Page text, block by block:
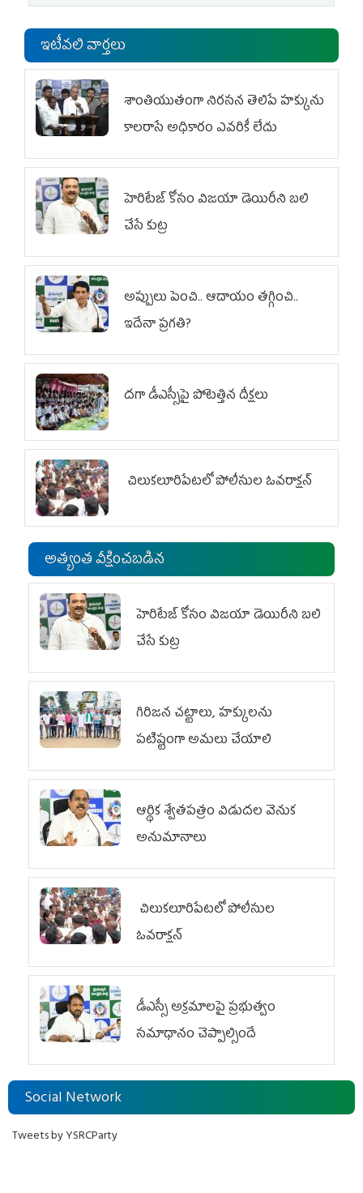
ఇటీవలి వార్తలు
శాంతియుతంగా నిరసన తెలిపే హక్కును
కాలరాసే అధికారం ఎవరికీ లేదు
హెరిటేజ్ కోసం విజయా డెయిరీని బలి
చేసే కుట్ర‌
అప్పులు పెంచి.. ఆదాయం తగ్గించి..
ఇదేనా ప్రగతి?
దగా డీఎస్సీపై పోటెత్తిన దీక్షలు
చిలుక‌లూరిపేట‌లో పోలీసుల ఓవ‌రాక్ష‌న్‌
అత్యంత వీక్షించబడిన
హెరిటేజ్ కోసం విజయా డెయిరీని బలి
చేసే కుట్ర‌
గిరిజన చట్టాలు, హక్కులను
పటిష్టంగా అమలు చేయాలి
ఆర్థిక శ్వేతపత్రం విడుదల వెనుక
అనుమానాలు
చిలుక‌లూరిపేట‌లో పోలీసుల
ఓవ‌రాక్ష‌న్‌
డీఎస్సీ అక్రమాలపై ప్రభుత్వం
సమాధానం చెప్పాల్సిందే
Social Network
Tweets by YSRCParty